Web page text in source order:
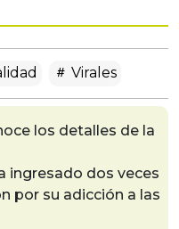
Virales
los detalles de la
ingresado dos veces
por su adicción a las